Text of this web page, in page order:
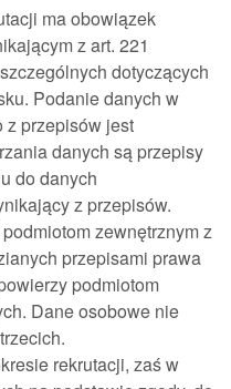
ma obowiązek
z art. 221
dotyczących
Podanie danych w
z przepisów jest
danych są przepisy
do danych
z przepisów.
zewnętrznym z
przepisami prawa
podmiotom
Dane osobowe nie
rekrutacji, zaś w